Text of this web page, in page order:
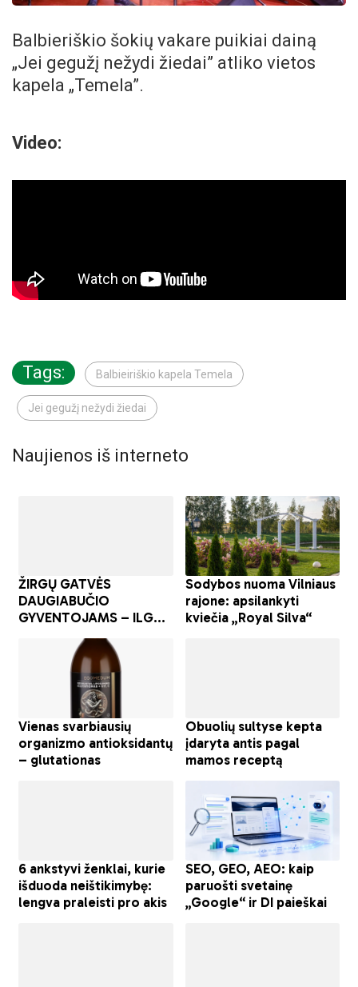
Balbieriškio šokių vakare puikiai dainą
„Jei gegužį nežydi žiedai” atliko vietos
kapela „Temela”.
Video:
Tags: Balbieiriškio kapela Temela
Jei gegužį nežydi žiedai
Naujienos iš interneto